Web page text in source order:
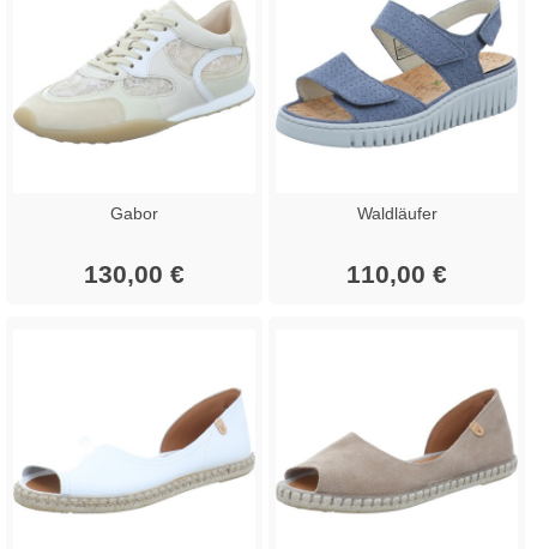
Gabor
130,00 €
Waldläufer
110,00 €